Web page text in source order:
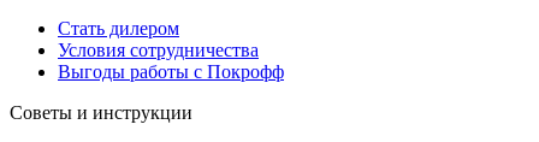
Стать дилером
Условия сотрудничества
Выгоды работы с Покрофф
Советы и инструкции